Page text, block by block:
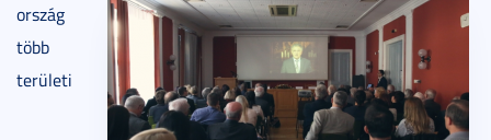
ország
több
területi